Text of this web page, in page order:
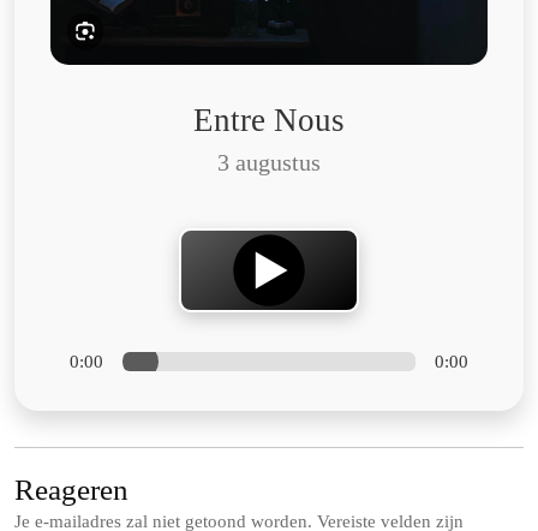
Entre Nous
3 augustus
0:00 0:00
Reageren
Je e-mailadres zal niet getoond worden. Vereiste velden zijn